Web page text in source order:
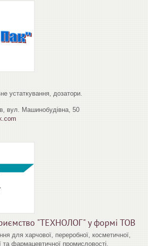
устаткування, дозатори.
вул. Машинобудівна, 50
"ТЕХНОЛОГ" у формі ТОВ
для харчової, переробної, косметичної,
та фармацевтичної промисловості.